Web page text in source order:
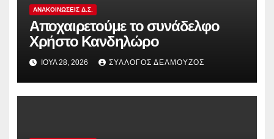
ΑΝΑΚΟΙΝΏΣΕΙΣ Δ.Σ.
Αποχαιρετούμε το συνάδελφο
Χρήστο Κανδηλώρο
ΙΟΎΛ 28, 2026 ΣΎΛΛΟΓΟΣ ΔΕΛΜΟΎΖΟΣ